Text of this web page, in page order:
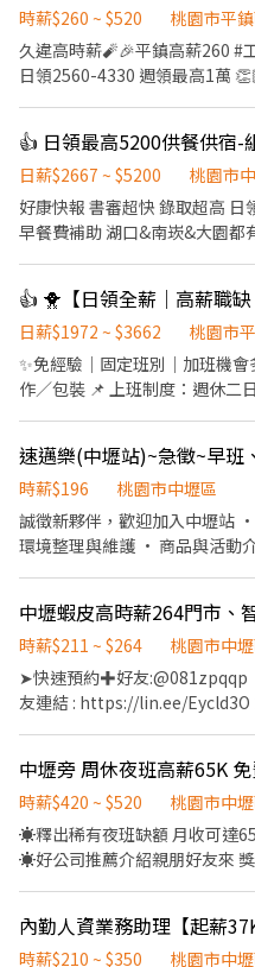
時薪$260 ~ $520
桃園市平
久違高時薪🧨🎉平鎮高薪260 #工
日領2560-4330 週領最高1萬
業十路 『班別自己選』選完就固定囉~~ ①《週休二日》 〃日班
08:00~17:15 $220/h 〃夜班 22:00~07:15 $250/h ②《做二休二》
〃日班07:00~19:00 $230/h 〃夜班19:00~07:00 $260/h 暫時滿額 ❌
無提供暑期打工❌無提供暑期
https://lin.ee/CcskdiH
日薪$2667 ~ $5200
桃園市
好康快報 書審超快 錄取超高 日領全薪 免費供餐 夜班加班還有額外
早餐費補助 湖口&南崁&大園都有廠區 ~~~~~~🚌提供免費交通車🚌
08:00~17:30(可彈性加班2h) 中班 14:30~12:00 🌛夜班
20:00~05:30(可彈性加班2h) 薪
包裝、測試、操作機台 ☝️用餐方
住宿 #免費供餐 #蘆竹 #南崁 #大園 #免費交通車 #日領全薪 #高額週
日薪$1972 ~ $3662
桃園市
✨免經驗｜固定班別｜加班機會多✨ 📌 工作內容：作業員
作／包裝 📌 上班制度：週休二日／二休二
二班日班 ⏰ 07:00－19:00（12H） 💰 時
班 ⏰ 19:00－07:00（12H） 💰 時薪約 260 元
穩定！ 💰額外獎金最高4200 💰 ✅ 免經驗可 ✅ 可立即上工 ✅ 冷氣廠
房 ✅ 提供制服 ✅ 提供住宿 ✅
友： https://lin.ee/JefzYJo
時薪$196
桃園市中壢區
誠徵新夥伴，歡迎加入中壢站
環境整理與維護 • 商品與活動
0700-1500 中班：1500-2300
時薪$211 ~ $264
桃園市中
➤快速預約✚好友:@081zpqqp
友連結 : https://lin.ee/
✈ 門市人員薪資待遇 : 全-月
店人員薪資待遇 : 兼職-(早班)時
20/H)、夜班時:264(含夜班獎金40/
工作內容如下： 1. 協助區經理
護作業 6. 配合調店、門市支援 智取店人員工作內容如下： 1. 協助門
市營運：包裹收寄、搬運、盤點
時薪$420 ~ $520
桃園市中
☀️釋出稀有夜班缺額 月收可達65k ☀️公司福利佳 三節禮盒尾牙聚餐
☀️好公司推薦介紹親朋好友來
腦週邊批發業 ㊣ 工作內容： 【作業員】 1. 負責SMT 物料上料及設
備生產操作 2. 依照SOP進行電
時薪$210 ~ $350
桃園市中